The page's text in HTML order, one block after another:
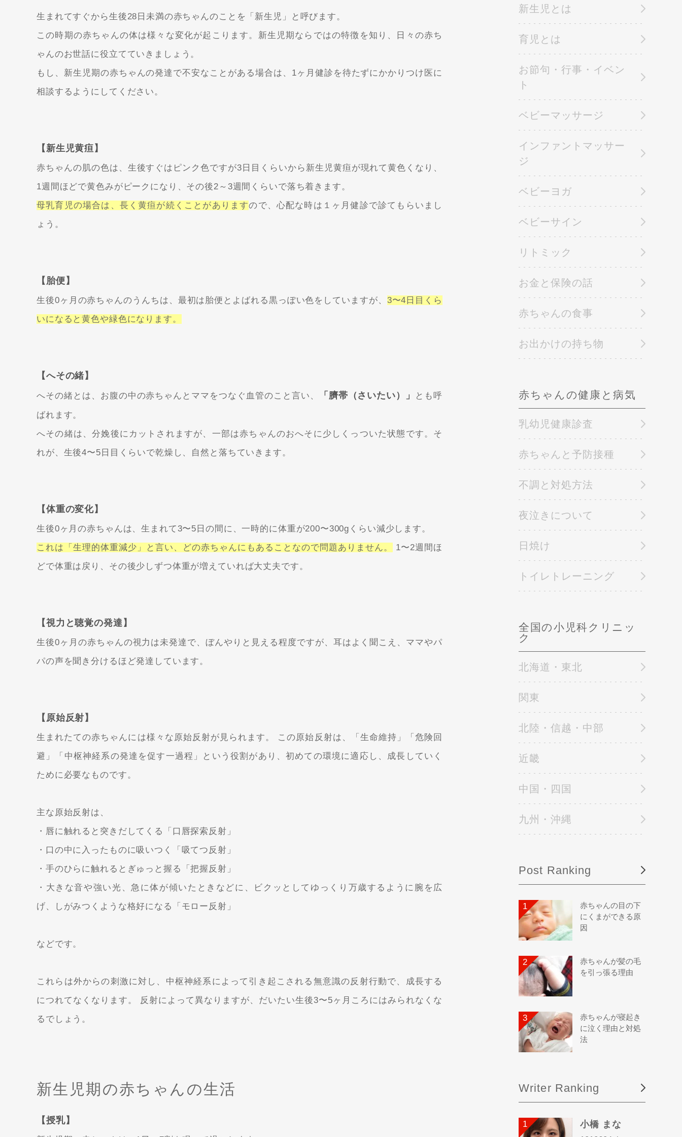
生まれてすぐから生後28日未満の赤ちゃんのことを「 新生児 」と呼びます。
この時期の赤ちゃんの体は様々な変化が起こります。新生児期ならではの特徴を知り、日々の赤ち
ゃんのお世話に役立てていきましょう。
もし、新生児期の赤ちゃんの発達で不安なことがある場合は、1ヶ月健診を待たずにかかりつけ医に
相談するようにしてください。
【新生児黄疸】
赤ちゃんの肌の色は、生後すぐはピンク色ですが3日目くらいから 新生児黄疸が現れて黄色くなり、
1週間ほどで黄色みがピークになり、その後2～3週間くらいで落ち着きます。
母乳育児の場合は、長く黄疸が続くことがありますので、心配な時は１ヶ月健診で診てもらいまし
ょう。
【胎便】
生後0ヶ月の赤ちゃんのうんちは、最初は胎便 とよばれる黒っぽい色をしていますが、 3〜4日目くら
いになると黄色や緑色になります。
【へその緒】
へその緒とは、お腹の中の赤ちゃんとママをつなぐ血管のこと言い、 「臍帯（さいたい）」
とも呼
ばれます。
へその緒は、分娩後にカットされますが、一部は赤ちゃんのおへそに少しくっついた状態です。そ
れが、生後4〜5日目くらいで乾燥し、自然と落ちていきます。
【体重の変化】
生後0ヶ月の赤ちゃんは、生まれて3〜5日の間に、一時的に体重が200〜300gくらい減少します。
これは
「生理的体重減少」 と言い、どの赤ちゃんにもあることなので問題ありません。
1〜2週間ほ
どで体重は戻り、その後少しずつ体重が増えていれば大丈夫です。
【視力と聴覚の発達】
生後0ヶ月の赤ちゃんの視力は未発達で、ぼんやりと見える程度ですが、耳はよく聞こえ、ママやパ
パの声を聞き分けるほど発達しています。
【原始反射】
生まれたての赤ちゃんには様々な 原始反射が見られます。 この原始反射は、「生命維持」「危険回
避」「中枢神経系の発達を促す一過程」という役割があり、初めての環境に適応し、成長していく
ために必要なものです。
主な原始反射は、
・唇に触れると突きだしてくる
「口唇探索反射」
・口の中に入ったものに吸いつく
「吸てつ反射」
・手のひらに触れるとぎゅっと握る
「把握反射」
・大きな音や強い光、急に体が傾いたときなどに、ビクッとしてゆっくり万歳するように腕を広
げ、しがみつくような格好になる
「モロー反射」
などです。
これらは外からの刺激に対し、中枢神経系によって引き起こされる無意識の反射行動で、成長する
につれてなくなります。 反射によって異なりますが、だいたい生後3〜5ヶ月ころにはみられなくな
るでしょう。
新生児期の赤ちゃんの生活
【授乳】
新生児とは
育児とは
お節句・行事・イベン
ト
ベビーマッサージ
インファントマッサー
ジ
ベビーヨガ
ベビーサイン
リトミック
お金と保険の話
赤ちゃんの食事
お出かけの持ち物
赤ちゃんの健康と病気
乳幼児健康診査
赤ちゃんと予防接種
不調と対処方法
夜泣きについて
日焼け
トイレトレーニング
全国の小児科クリニッ
ク
北海道・東北
関東
北陸・信越・中部
近畿
中国・四国
九州・沖縄
Post Ranking
赤ちゃんの目の下
にくまができる原
因
赤ちゃんが髪の毛
を引っ張る理由
赤ちゃんが寝起き
に泣く理由と対処
法
Writer Ranking
小橋 まな